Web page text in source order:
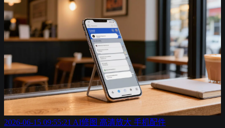
2026-06-15 09:55:21 AI修图 高清放大 手机配件